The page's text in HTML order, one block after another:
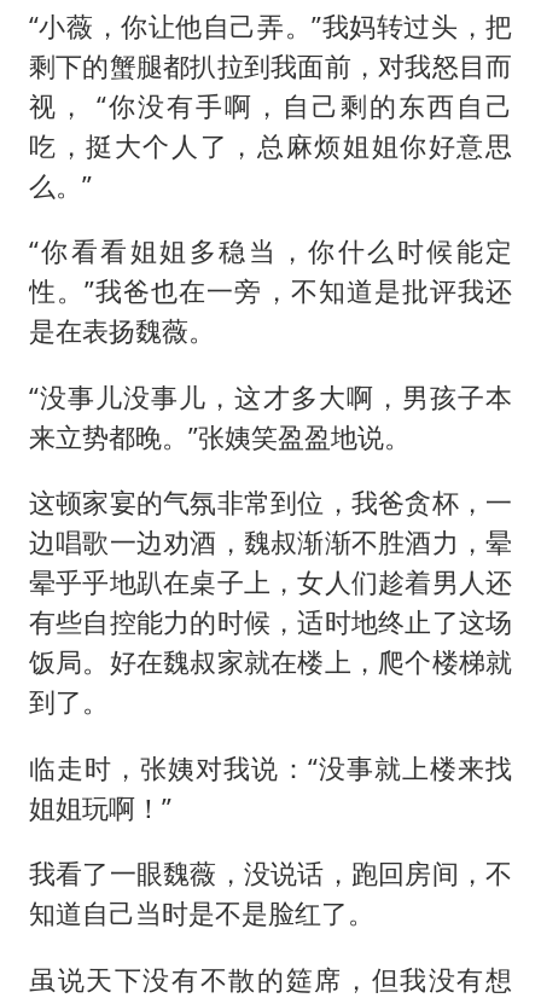
“小薇，你让他自己弄。”我妈转过头，把
剩下的蟹腿都扒拉到我面前，对我怒目而
视， “你没有手啊，自己剩的东西自己
吃，挺大个人了，总麻烦姐姐你好意思
么。”
“你看看姐姐多稳当，你什么时候能定
性。”我爸也在一旁，不知道是批评我还
是在表扬魏薇。
“没事儿没事儿，这才多大啊，男孩子本
来立势都晚。”张姨笑盈盈地说。
这顿家宴的气氛非常到位，我爸贪杯，一
边唱歌一边劝酒，魏叔渐渐不胜酒力，晕
晕乎乎地趴在桌子上，女人们趁着男人还
有些自控能力的时候，适时地终止了这场
饭局。好在魏叔家就在楼上，爬个楼梯就
到了。
临走时，张姨对我说：“没事就上楼来找
姐姐玩啊！”
我看了一眼魏薇，没说话，跑回房间，不
知道自己当时是不是脸红了。
虽说天下没有不散的筵席，但我没有想